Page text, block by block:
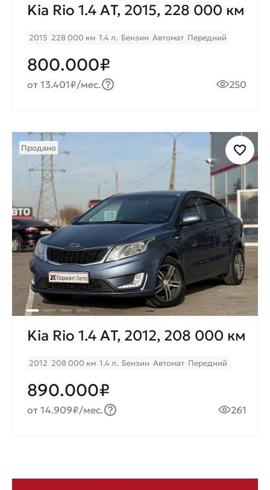
Kia Rio 1.4 AТ, 2015, 228 000 км
2015 228 000 км 1.4 л. Бензин Автомат Передний
800.000₽
от 13.401₽/мес. 250
Продано
Kia Rio 1.4 AТ, 2012, 208 000 км
2012 208 000 км 1.4 л. Бензин Автомат Передний
890.000₽
от 14.909₽/мес. 261